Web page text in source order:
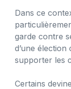
Dans ce
garde contre
d’une
supporter les
Certains